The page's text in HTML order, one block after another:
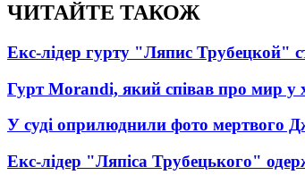
ЧИТАЙТЕ ТАКОЖ
Екс-лідер гурту "Ляпис Трубецкой"
Гурт Morandi, який співав про мир у
У суді оприлюднили фото мертвого
Екс-лідер "Ляпіса Трубецького"